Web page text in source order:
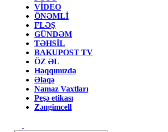
VİDEO
ÖNƏMLİ
FLƏŞ
GÜNDƏM
TƏHSİL
BAKUPOST TV
ÖZ ƏL
Haqqımızda
Əlaqə
Namaz Vaxtları
Peşə etikası
Zəngimcell